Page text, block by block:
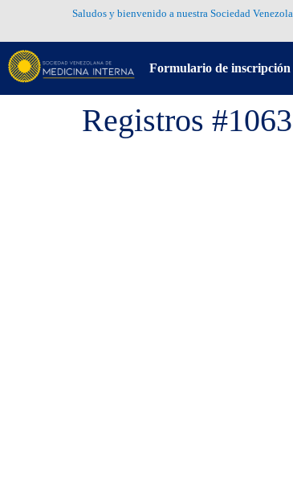
Saludos y bienvenido a nuestra Sociedad
Formulario de inscripción
Registros